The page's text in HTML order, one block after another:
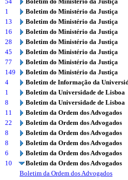
1
Boletim do Ministério da Justiça
13
Boletim do Ministério da Justiça
16
Boletim do Ministério da Justiça
28
Boletim do Ministério da Justiça
45
Boletim do Ministério da Justiça
77
Boletim do Ministério da Justiça
149
Boletim do Ministério da Justiça
4
Boletim de Informação da
1
Boletim da Universidade de Lisboa
8
Boletim da Universidade de Lisboa
11
Boletim da Ordem dos Advogados
22
Boletim da Ordem dos Advogados
8
Boletim da Ordem dos Advogados
8
Boletim da Ordem dos Advogados
6
Boletim da Ordem dos Advogados
10
Boletim da Ordem dos Advogados
Boletim da Ordem dos Advogados